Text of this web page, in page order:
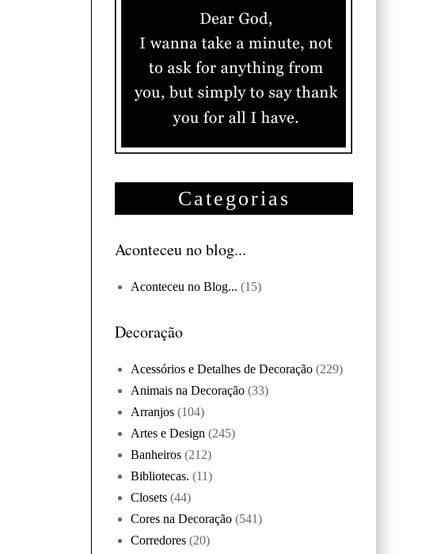
Categorias
Aconteceu no blog...
Aconteceu no Blog... (15)
Decoração
Acessórios e Detalhes de Decoração (229)
Animais na Decoração (33)
Arranjos (104)
Artes e Design (245)
Banheiros (212)
Bibliotecas. (11)
Closets (44)
Cores na Decoração (541)
Corredores (20)